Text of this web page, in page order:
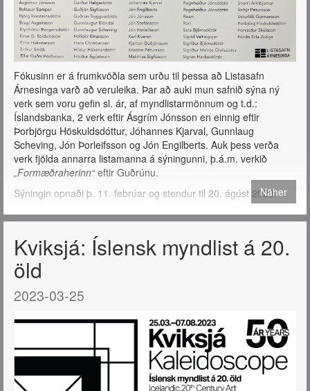
Fókusinn er á frumkvöðla sem urðu til þessa að Listasafn
Árnesinga varð að veruleika. Þar að auki mun safnið sýna ný
verk sem voru gefin sl. ár, af myndlistarmönnum og t.d.:
Íslandsbanka, 2 verk eftir Ásgrím Jónsson en einnig eftir
Þorbjörgu Höskuldsdóttur, Jóhannes Kjarval, Gunnlaug
Scheving, Jón Þorleifsson og Jón Engilberts. Auk þess verða
verk fjölda annarra listamanna á sýningunni, þ.á.m. verkið
„Formæðraherinn“eftir Guðrúnu.
Sýningin opnaði þ. 11. febrúar og stendur til 20. ágúst 2023.
Näher
Kviksjá: Íslensk myndlist á 20.
öld
2023-03-25